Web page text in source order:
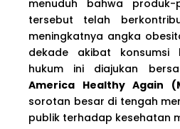
menuduh bahwa
tersebut telah
meningkatnya angka
dekade akibat konsumsi
hukum ini diajukan
America Healthy Again
sorotan besar di tengah
publik terhadap kesehatan